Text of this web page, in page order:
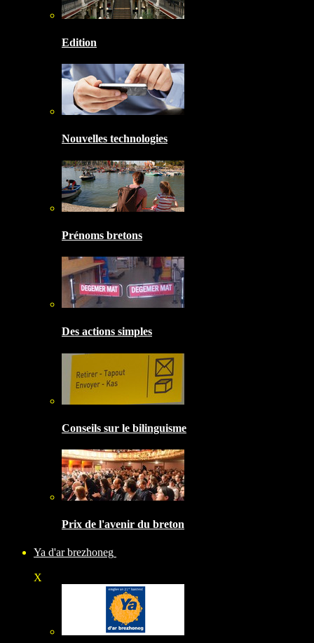
Edition
Nouvelles technologies
Prénoms bretons
Des actions simples
Conseils sur le bilinguisme
Prix de l'avenir du breton
Ya d'ar brezhoneg
X